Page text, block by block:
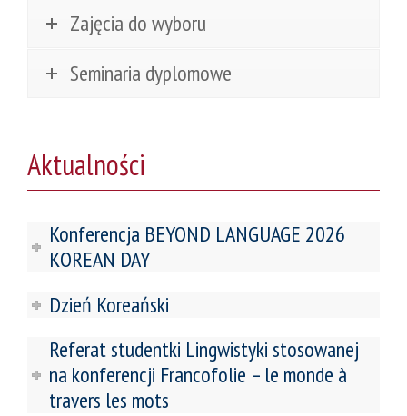
Zajęcia do wyboru
Seminaria dyplomowe
Aktualności
Konferencja BEYOND LANGUAGE 2026
KOREAN DAY
Dzień Koreański
Referat studentki Lingwistyki stosowanej
na konferencji Francofolie – le monde à
travers les mots